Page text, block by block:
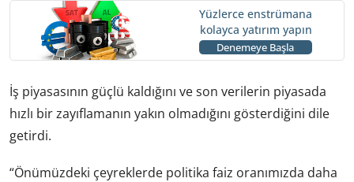
Yüzlerce enstrümana
kolayca yatırım yapın
Denemeye Başla
İş piyasasının güçlü kaldığını ve son verilerin piyasada
hızlı bir zayıflamanın yakın olmadığını gösterdiğini dile
getirdi.
“Önümüzdeki çeyreklerde politika faiz oranımızda daha